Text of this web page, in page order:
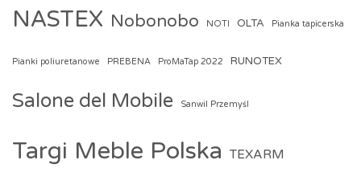
NASTEX Nobonobo NOTI OLTA Pianka tapicerska
Pianki poliuretanowe PREBENA ProMaTap 2022 RUNOTEX
Salone del Mobile Sanwil Przemyśl
Targi Meble Polska TEXARM